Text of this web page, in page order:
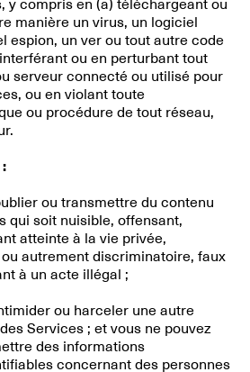
y compris en (a) téléchargeant ou
manière un virus, un logiciel
espion, un ver ou tout autre code
ou en perturbant tout
serveur connecté ou utilisé pour
ou en violant toute
ou procédure de tout réseau,
ou transmettre du contenu
qui soit nuisible, offensant,
atteinte à la vie privée,
autrement discriminatoire, faux
à un acte illégal ;
ou harceler une autre
Services ; et vous ne pouvez
des informations
concernant des personnes